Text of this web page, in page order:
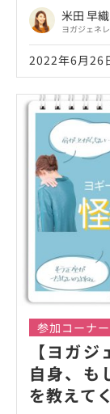
米田 早織
ヨガジェネ
2022年6月26
参加コーナー
【ヨガ
自身、も
を教えて